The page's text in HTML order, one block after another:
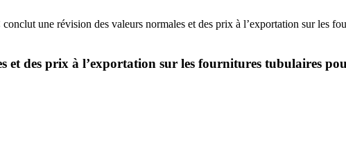
une révision des valeurs normales et des prix à l’exportation sur les
et des prix à l’exportation sur les fournitures tubulaires